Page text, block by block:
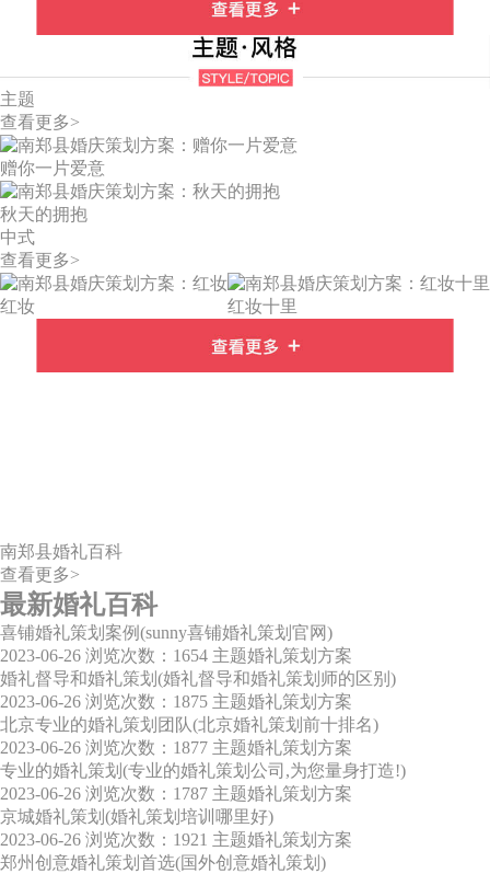
主题
查看更多>
赠你一片爱意
秋天的拥抱
中式
查看更多>
红妆 红妆十里
南郑县婚礼百科
查看更多>
最新婚礼百科
喜铺婚礼策划案例(sunny喜铺婚礼策划官网)
2023-06-26 浏览次数：1654 主题婚礼策划方案
婚礼督导和婚礼策划(婚礼督导和婚礼策划师的区别)
2023-06-26 浏览次数：1875 主题婚礼策划方案
北京专业的婚礼策划团队(北京婚礼策划前十排名)
2023-06-26 浏览次数：1877 主题婚礼策划方案
专业的婚礼策划(专业的婚礼策划公司,为您量身打造!)
2023-06-26 浏览次数：1787 主题婚礼策划方案
京城婚礼策划(婚礼策划培训哪里好)
2023-06-26 浏览次数：1921 主题婚礼策划方案
郑州创意婚礼策划首选(国外创意婚礼策划)